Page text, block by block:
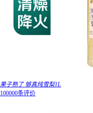
果子熟了 够真炖雪梨1L
100000条评价